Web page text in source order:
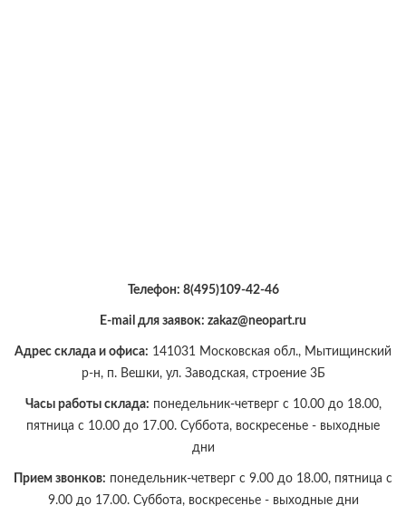
Телефон: 8(495)109-42-46
E-mail для заявок: zakaz@neopart.ru
Адрес склада и офиса: 141031 Московская обл., Мытищинский
р-н, п. Вешки, ул. Заводская, строение 3Б
Часы работы склада: понедельник-четверг с 10.00 до 18.00,
пятница с 10.00 до 17.00. Суббота, воскресенье - выходные
дни
Прием звонков: понедельник-четверг с 9.00 до 18.00, пятница с
9.00 до 17.00. Суббота, воскресенье - выходные дни